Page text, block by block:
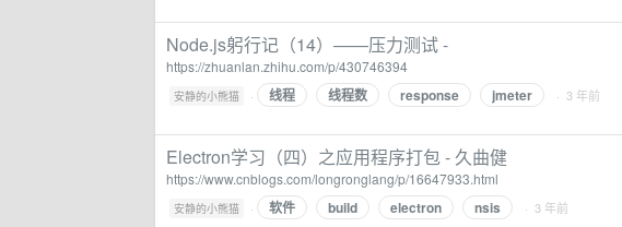
Node.js躬行记（14）——压力测试 -
https://zhuanlan.zhihu.com/p/430746394
安静的小熊猫 · 线程 线程数 response jmeter · 3 年前
Electron学习（四）之应用程序打包 - 久曲健
https://www.cnblogs.com/longronglang/p/16647933.html
安静的小熊猫 · 软件 build electron nsis · 3 年前